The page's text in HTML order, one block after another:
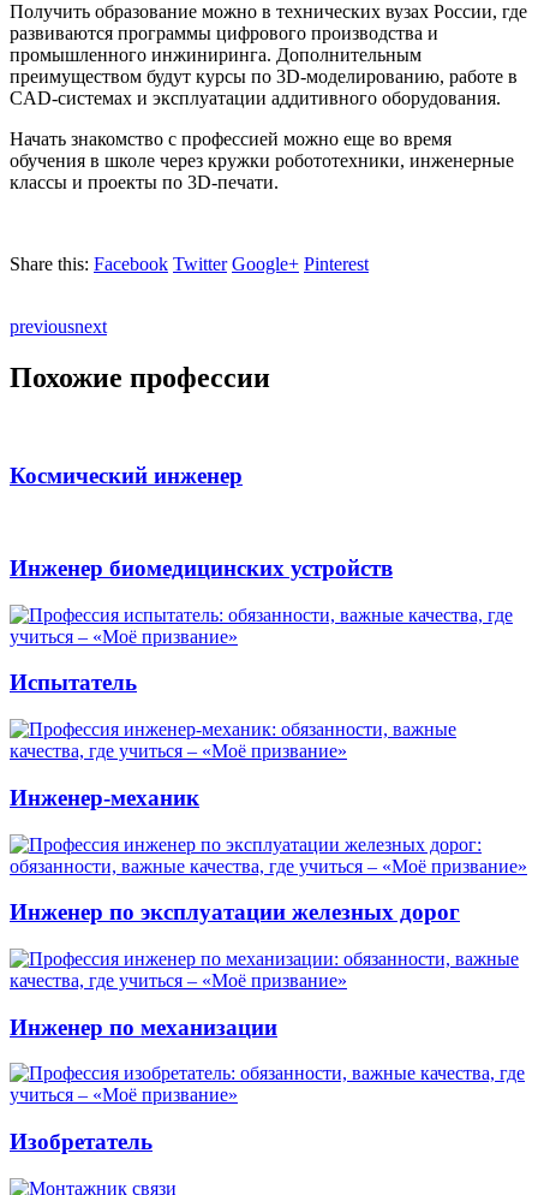
Получить образование можно в технических вузах России, где
развиваются программы цифрового производства и
промышленного инжиниринга. Дополнительным
преимуществом будут курсы по 3D-моделированию, работе в
CAD-системах и эксплуатации аддитивного оборудования.
Начать знакомство с профессией можно еще во время
обучения в школе через кружки робототехники, инженерные
классы и проекты по 3D-печати.
Share this: Facebook Twitter Google+ Pinterest
previousnext
Похожие профессии
Космический инженер
Инженер биомедицинских устройств
Испытатель
Инженер-механик
Инженер по эксплуатации железных дорог
Инженер по механизации
Изобретатель